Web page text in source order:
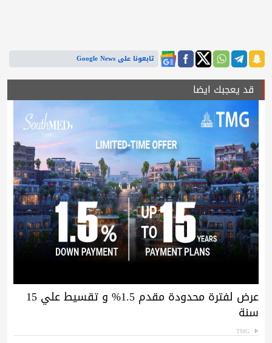
تابعونا على Google News
قد يعجبك ايضا
عرض لفترة محدودة مقدم 1.5% و تقسيط علي 15
سنة
TMG